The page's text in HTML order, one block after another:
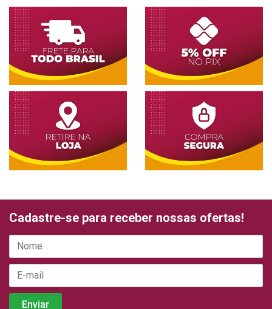
Cadastre-se para receber nossas ofertas!